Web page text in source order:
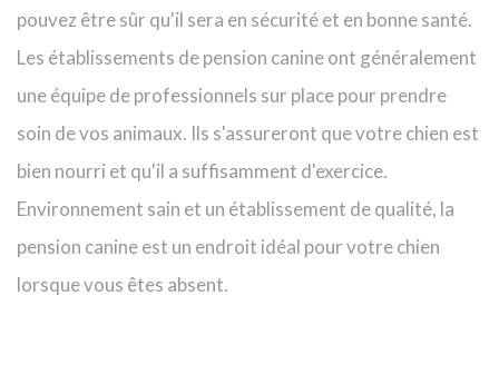
pouvez être sûr qu'il sera en sécurité et en bonne santé.
Les établissements de pension canine ont généralement
une équipe de professionnels sur place pour prendre
soin de vos animaux. Ils s'assureront que votre chien est
bien nourri et qu'il a suffisamment d'exercice.
Environnement sain et un établissement de qualité, la
pension canine est un endroit idéal pour votre chien
lorsque vous êtes absent.